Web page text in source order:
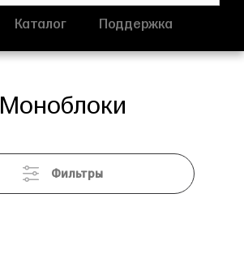
Каталог Поддержка
Моноблоки
Фильтры